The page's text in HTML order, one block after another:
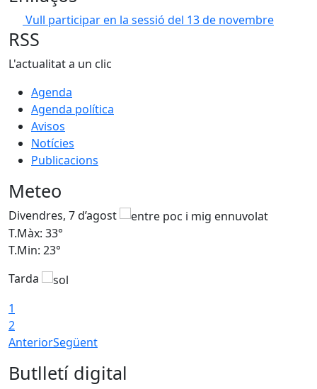
Vull participar en la sessió del 13 de novembre
RSS
L'actualitat a un clic
Agenda
Agenda política
Avisos
Notícies
Publicacions
Meteo
Divendres, 7 d’agost
T.Màx: 33°
T.Min: 23°
Tarda
1
2
AnteriorSegüent
Butlletí digital